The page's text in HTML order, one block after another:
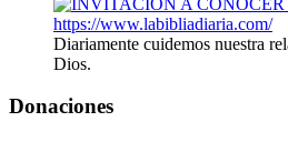
Diariamente cuidemos nuestra
Dios.
Donaciones